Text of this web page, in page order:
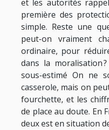
et les autorités
première des
simple. Reste une
peut-on vraiment
ordinaire, pour
dans la moralisation
sous-estimé On ne
casserole, mais on
fourchette, et les
de place au doute. En
deux est en situation